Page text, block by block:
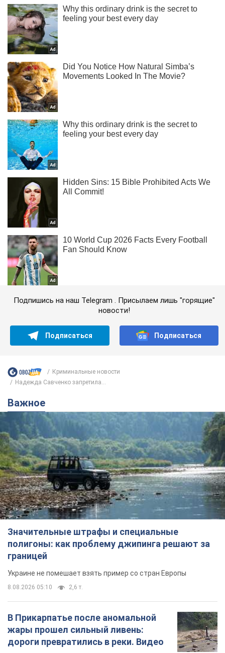
Подпишись на наш Telegram . Присылаем лишь "горящие"
новости!
Подписаться Подписаться
Криминальные новости
Надежда Савченко запретила...
Важное
Значительные штрафы и специальные
полигоны: как проблему джипинга решают за
границей
Украине не помешает взять пример со стран Европы
8.08.2026 05:10 2,6 т.
В Прикарпатье после аномальной
жары прошел сильный ливень:
дороги превратились в реки. Видео